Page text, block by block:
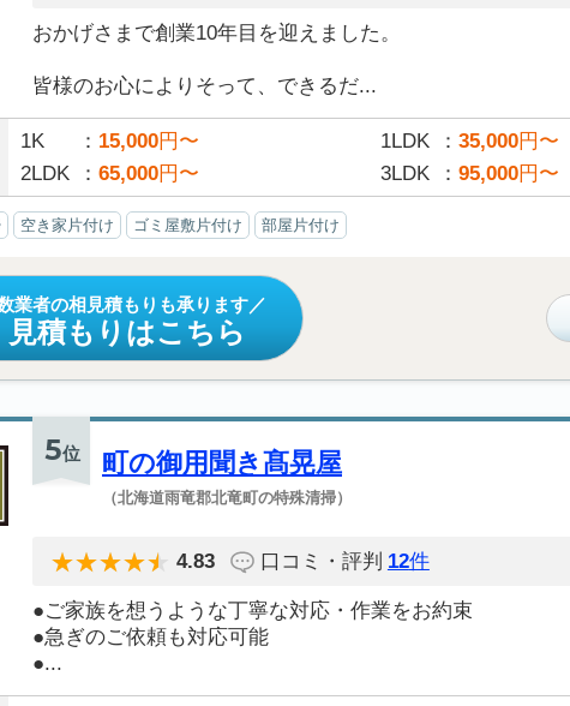
おかげさまで創業10年目を迎えました。
皆様のお心によりそって、できるだ...
1K 15,000円〜 1LDK 35,000円〜
2LDK
65,000円〜 3LDK 95,000円〜
空き家片付け ゴミ屋敷片付け 部屋片付け
業者の相見積もりも承ります
見積もりはこちら
5位 町の御用聞き髙晃屋
（北海道雨竜郡北竜町の特殊清掃）
4.83 口コミ・評判 12件
●ご家族を想うような丁寧な対応・作業をお約束
●急ぎのご依頼も対応可能
●...